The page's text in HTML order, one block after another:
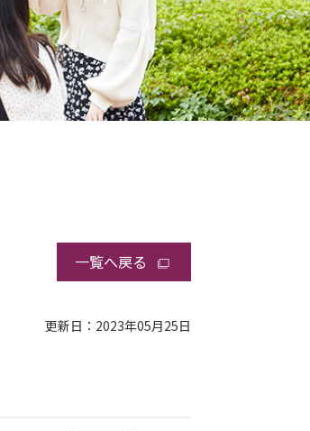
一覧へ戻る
更新日：2023年05月25日